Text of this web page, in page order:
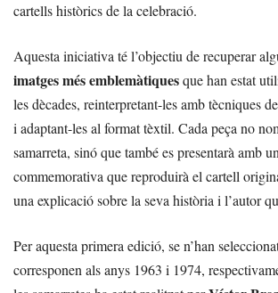
cartells històrics de la celebració.
Aquesta iniciativa té l’objectiu de recuperar
imatges més emblemàtiquesque han estat
les dècades, reinterpretant-les amb tècniques
i adaptant-les al format tèxtil. Cada peça no
samarreta, sinó que també es presentarà amb
commemorativa que reproduirà el cartell
una explicació sobre la seva història i l’autor
Per aquesta primera edició, se n’han
corresponen als anys 1963 i 1974,